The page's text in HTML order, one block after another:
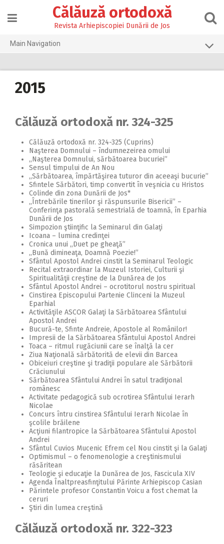
content
Călăuză ortodoxă
Revista Arhiepiscopiei Dunării de Jos
Main Navigation
2026
2024
2022
2020
2018
2017
2012
2011
2009
2015
Călăuză ortodoxă nr. 324-325
Călăuză ortodoxă nr. 324-325 (Cuprins)
Naşterea Domnului – îndumnezeirea omului
,,Naşterea Domnului, sărbătoarea bucuriei”
Sensul timpului de An Nou
,,Sărbătoarea, împărtăşirea tuturor din aceeaşi bucurie”
Sfintele Sărbători, timp convertit în veşnicia cu Hristos
Colinde din zona Dunării de Jos*
,,Întrebările tinerilor şi răspunsurile Bisericii” –
Conferinţa pastorală semestrială de toamnă, în Eparhia
Dunării de Jos
Simpozion ştiinţific la Seminarul din Galaţi
Icoana – lumina credinţei
Cronica unui ,,Duet pe gheaţă”
,,Bună dimineaţa, Doamnă Poezie!”
Sfântul Apostol Andrei cinstit la Seminarul Teologic
Recital extraordinar la Muzeul Istoriei, Culturii şi
Spiritualităţii creştine de la Dunărea de Jos
Sfântul Apostol Andrei – ocrotitorul nostru spiritual
Cinstirea Episcopului Partenie Clinceni la Muzeul
Eparhial
Activităţile ASCOR Galaţi la Sărbătoarea Sfântului
Apostol Andrei
Bucură-te, Sfinte Andreie, Apostole al Românilor!
Impresii de la Sărbătoarea Sfântului Apostol Andrei
Toaca – ritmul rugăciunii care se înalţă la cer
Ziua Naţională sărbătorită de elevii din Barcea
Obiceiuri creştine şi tradiţii populare ale Sărbătorii
Crăciunului
Sărbătoarea Sfântului Andrei în satul tradiţional
românesc
Activitate pedagogică sub ocrotirea Sfântului Ierarh
Nicolae
Concurs întru cinstirea Sfântului Ierarh Nicolae în
şcolile brăilene
Acţiuni filantropice la Sărbătoarea Sfântului Apostol
Andrei
Sfântul Cuvios Mucenic Efrem cel Nou cinstit şi la Galaţi
Optimismul – o fenomenologie a creştinismului
răsăritean
Teologie şi educaţie la Dunărea de Jos, Fascicula XIV
Agenda Înaltpreasfinţitului Părinte Arhiepiscop Casian
Părintele profesor Constantin Voicu a fost chemat la
ceruri
Ştiri din lumea creştină
Călăuză ortodoxă nr. 322-323